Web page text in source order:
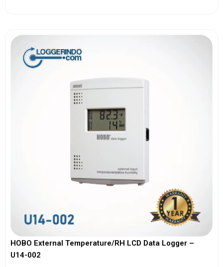
HOBO External Temperature/RH LCD Data Logger –
U14-002